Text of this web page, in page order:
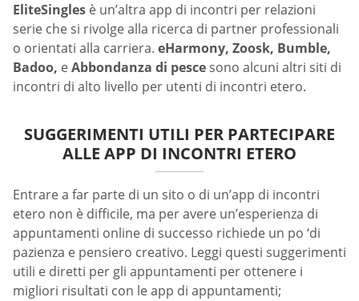
EliteSingles è un’altra app di incontri per relazioni
serie che si rivolge alla ricerca di partner professionali
o orientati alla carriera. eHarmony, Zoosk, Bumble,
Badoo, eAbbondanza di pesce sono alcuni altri siti di
incontri di alto livello per utenti di incontri etero.
SUGGERIMENTI UTILI PER PARTECIPARE
ALLE APP DI INCONTRI ETERO
Entrare a far parte di un sito o di un’app di incontri
etero non è difficile, ma per avere un’esperienza di
appuntamenti online di successo richiede un po ‘di
pazienza e pensiero creativo. Leggi questi suggerimenti
utili e diretti per gli appuntamenti per ottenere i
migliori risultati con le app di appuntamenti;